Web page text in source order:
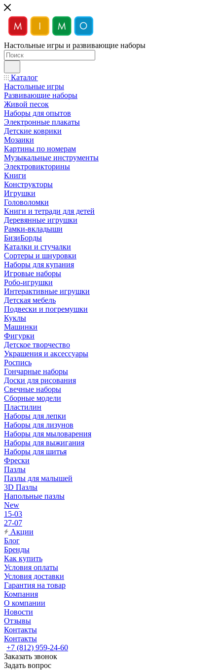
Настольные игры и развивающие наборы
Каталог
Настольные игры
Развивающие наборы
Живой песок
Наборы для опытов
Электронные плакаты
Детские коврики
Мозаики
Картины по номерам
Музыкальные инструменты
Электровикторины
Книги
Конструкторы
Игрушки
Головоломки
Книги и тетради для детей
Деревянные игрушки
Рамки-вкладыши
БизиБорды
Каталки и стучалки
Сортеры и шнуровки
Наборы для купания
Игровые наборы
Робо-игрушки
Интерактивные игрушки
Детская мебель
Подвески и погремушки
Куклы
Машинки
Фигурки
Детское творчество
Украшения и аксессуары
Роспись
Гончарные наборы
Доски для рисования
Свечные наборы
Сборные модели
Пластилин
Наборы для лепки
Наборы для лизунов
Наборы для мыловарения
Наборы для выжигания
Наборы для шитья
Фрески
Пазлы
Пазлы для малышей
3D Пазлы
Напольные пазлы
New
15-03
27-07
Акции
Блог
Бренды
Как купить
Условия оплаты
Условия доставки
Гарантия на товар
Компания
О компании
Новости
Отзывы
Контакты
Контакты
+7 (812) 959-24-60
Заказать звонок
Задать вопрос